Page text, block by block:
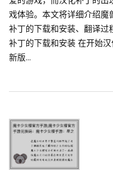
戏体验。本文将详细介绍魔
补丁的下载和安装、翻译过
补丁的下载和安装 在开始
新版...